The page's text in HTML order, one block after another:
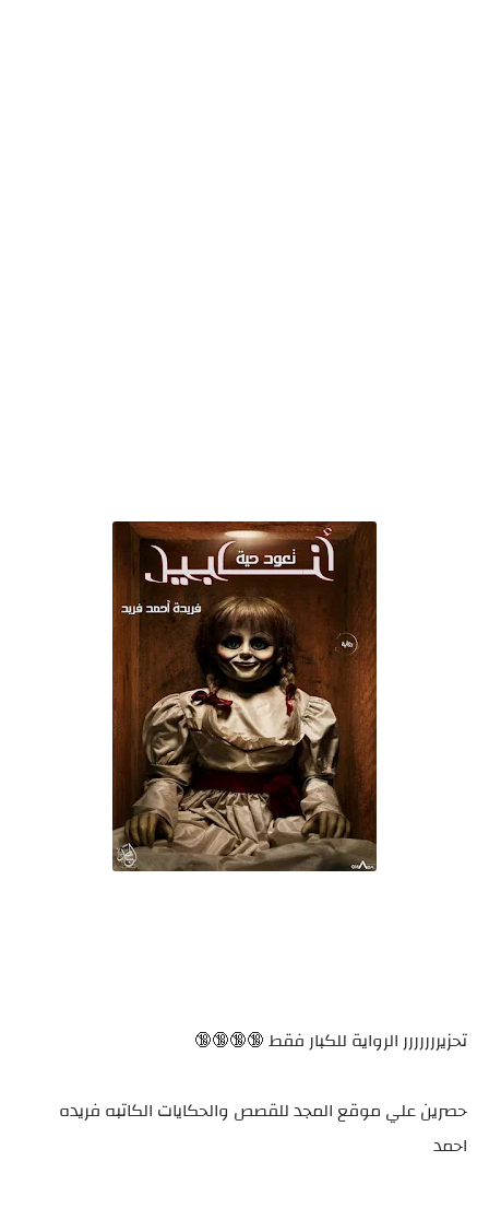
تحزيررررررر الرواية للكبار فقط 🔞🔞🔞🔞
حصرين علي موقع المجد للقصص والحكايات الكاتبه فريده
احمد